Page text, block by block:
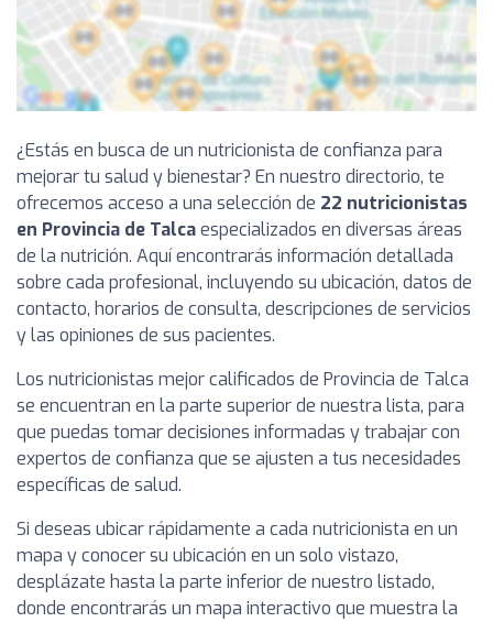
¿Estás en busca de un nutricionista de confianza para
mejorar tu salud y bienestar? En nuestro directorio, te
ofrecemos acceso a una selección de 22 nutricionistas
en Provincia de Talcaespecializados en diversas áreas
de la nutrición. Aquí encontrarás información detallada
sobre cada profesional, incluyendo su ubicación, datos de
contacto, horarios de consulta, descripciones de servicios
y las opiniones de sus pacientes.
Los nutricionistas mejor calificados de Provincia de Talca
se encuentran en la parte superior de nuestra lista, para
que puedas tomar decisiones informadas y trabajar con
expertos de confianza que se ajusten a tus necesidades
específicas de salud.
Si deseas ubicar rápidamente a cada nutricionista en un
mapa y conocer su ubicación en un solo vistazo,
desplázate hasta la parte inferior de nuestro listado,
donde encontrarás un mapa interactivo que muestra la